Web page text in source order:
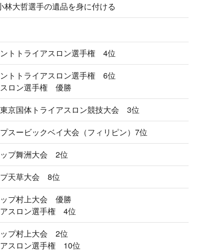
林大哲選手の遺品を身に付ける
トトライアスロン選手権 4位
トトライアスロン選手権 6位
ロン選手権 優勝
京国体トライアスロン競技大会 3位
スービックベイ大会（フィリピン）7位
プ舞洲大会 2位
天草大会 8位
プ村上大会 優勝
スロン選手権 4位
プ村上大会 2位
スロン選手権 10位